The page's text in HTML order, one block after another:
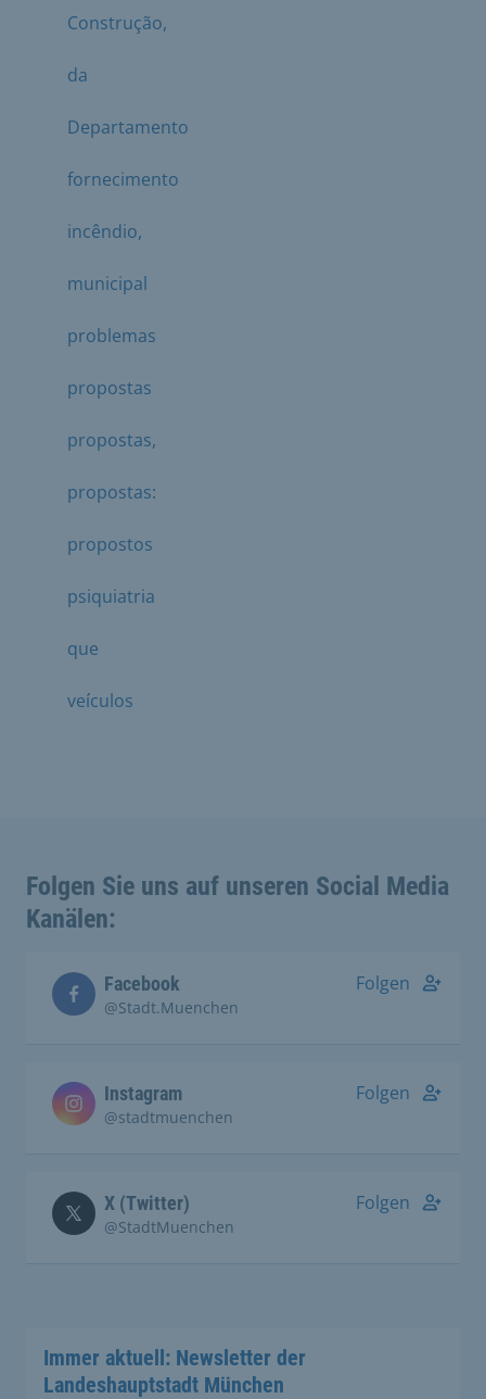
Construção,
da
Departamento
fornecimento
incêndio,
municipal
problemas
propostas
propostas,
propostas:
propostos
psiquiatria
que
veículos
Folgen Sie uns auf unseren Social Media
Kanälen:
Facebook
@Stadt.Muenchen
Folgen
Instagram
@stadtmuenchen
Folgen
X (Twitter)
@StadtMuenchen
Folgen
Immer aktuell: Newsletter der
Landeshauptstadt München